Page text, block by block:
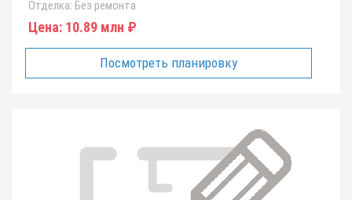
Отделка: Без ремонта
Цена: 10.89 млн ₽
Посмотреть планировку